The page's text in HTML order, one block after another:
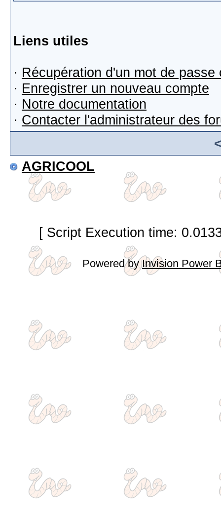
Liens utiles
· Récupération d'un mot de passe
· Enregistrer un nouveau compte
· Notre documentation
· Contacter l'administrateur des
AGRICOOL
[ Script Execution time:
Powered byInvision Power